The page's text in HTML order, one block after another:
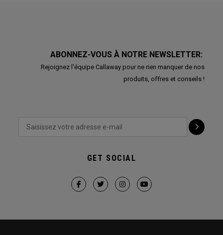
ABONNEZ-VOUS À NOTRE NEWSLETTER:
Rejoignez l'équipe Callaway pour ne rien manquer de nos
produits, offres et conseils !
GET SOCIAL